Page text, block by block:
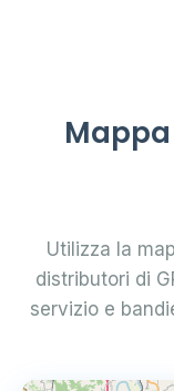
Utilizza la
distributori di
servizio e